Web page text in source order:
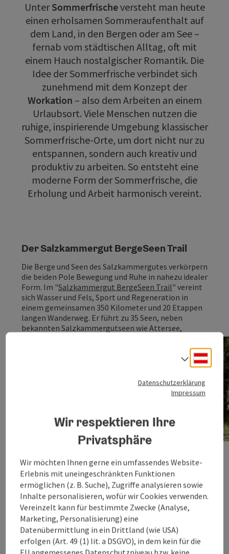
UnterSommerfrischeversteht man heute
einen erholsamen Sommeraufenthalt auf
dem Land, in den Bergen oder am See –
fernab vom städtischen Alltag, oft mit
einem Hauch nostalgischer Romantik. Die
Idee der Sommerfrische verbindet sich
zunehmend mit dem Konzept der
Workation – also dem Arbeiten an einem
Urlaubsort. Viele Menschen nutzen die
ruhige, inspirierende Umgebung klassischer
Sommerfrische-Orte, um dort nicht nur zu
entspannen, sondern auch kreativ und
produktiv zu arbeiten. So entsteht eine
moderne Form der Sommerfrische, die
Erholung und Arbeit harmonisch vereint.
Der Salzkammergut BergeSeen Trail
Die Berge und Seen des Salzkammergutes verkörpern
die beiden Pole Bewegung und Ruhe in nahezu idealer
Form. Im "Salzkammergut BergeSeen Trail" vereint
sich Wasser und Fels, Sport und Regeneration in
einem gemeinsamen 350 Kilometer und 20 Etappen
langen Wanderweg. Er führt zu 35 Seen, neben
bekannten Salzkammergutseen wie Attersee,
Die einzelnen Tagesetappen können in Gehzeiten
wechselt die Szenerie von den berühmten Orten und
Städten der Region über urige Almen, schroffe
Schutzhütten immer wieder hin zum Element
Wasser als Quelle der Erholung. Die Wege des
"BergeSeen Trails" liegen in Seehöhen zwischen 800
und 2.000 Metern, sie sind mit Wanderschuhen und
solider Ausrüstung gut zu begehen. Sportliche
Wanderer wählen eine der herausfordernden alpinen
Varianten der Wegführung. Der BergeSeen Trail ist in
einem Bausteinsystem in individuell wählbaren
Teilstücken buchbar.
Salzkammergut BergeSeen Trail
Datenschutzerklärung
Impressum
Wir respektieren Ihre
Privatsphäre
Wir möchten Ihnen gerne ein umfassendes Website-
Erlebnis mit uneingeschränkten Funktionen
ermöglichen (z. B. Suche), Zugriffe analysieren sowie
Inhalte personalisieren, wofür wir Cookies verwenden.
Vereinzelt kann für bestimmte Zwecke (Analyse,
Marketing, Personalisierung) eine
Datenübermittlung in ein Drittland (wie USA)
erfolgen (Art. 49 (1) lit. a DSGVO), in dem kein für die